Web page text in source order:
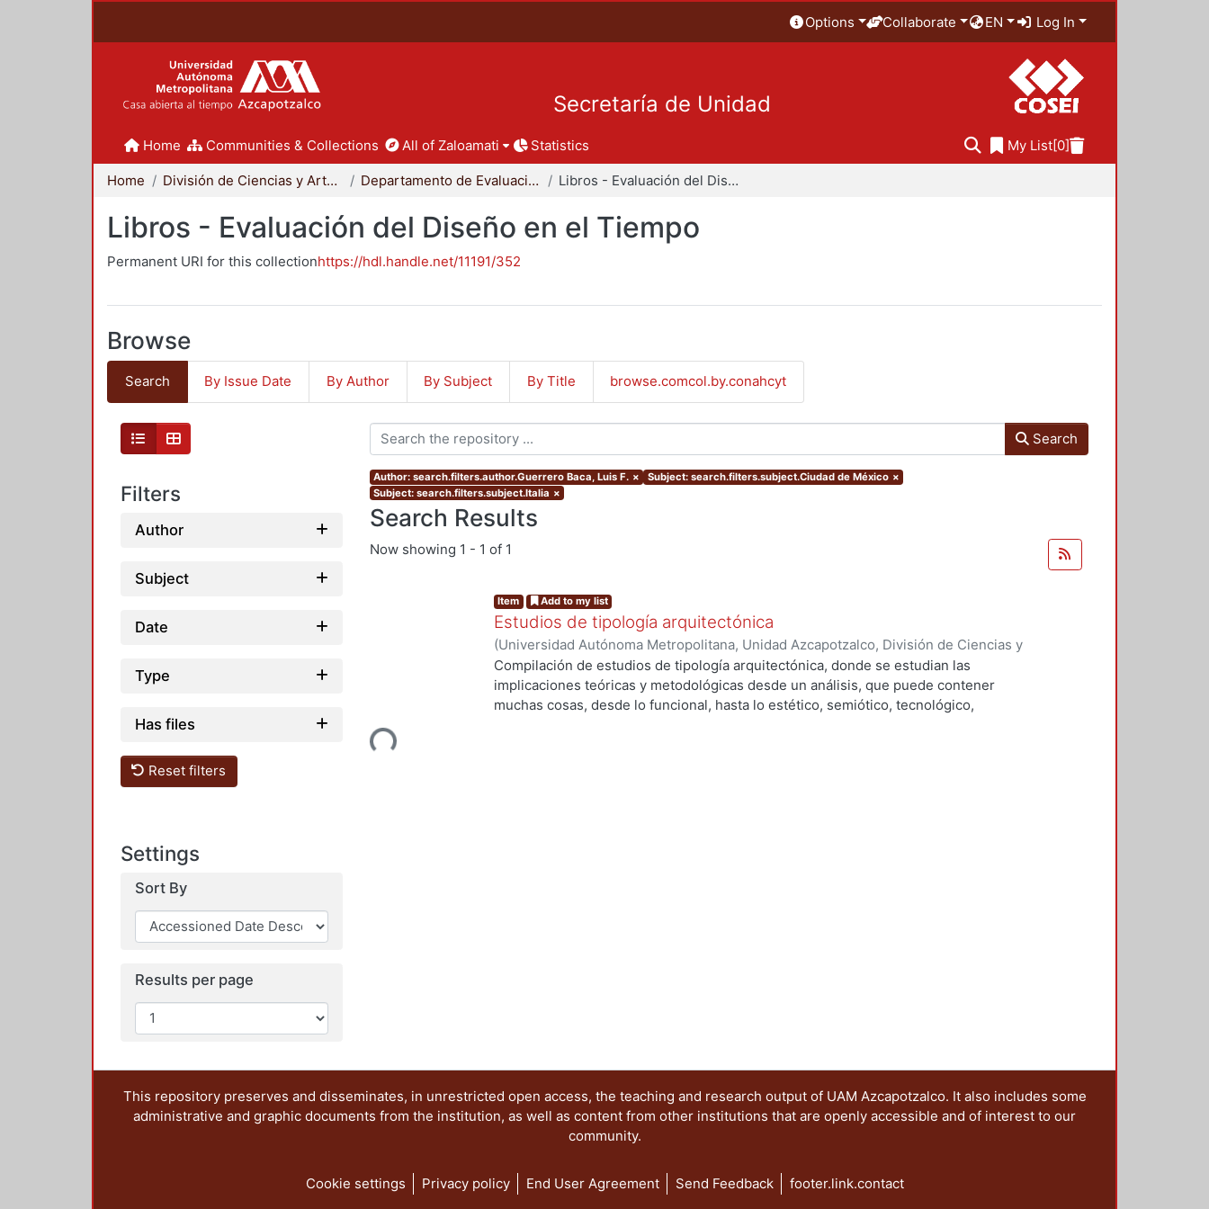
Options Collaborate EN Log In
Secretaría de Unidad
Home Communities & Collections All of Zaloamati Statistics My List[0]
Home División de Ciencias y Artes para el Diseño Departamento de Evaluación del Diseño en el Tiempo Libros - Evaluación del Diseño en el Tiempo
Libros - Evaluación del Diseño en el Tiempo
Permanent URI for this collectionhttps://hdl.handle.net/11191/352
Browse
Search By Issue Date By Author By Subject By Title browse.comcol.by.conahcyt
Filters
Author
Subject
Date
Type
Has files
Reset filters
Settings
Sort By
Results per page
Search
Author: search.filters.author.Guerrero Baca, Luis F. × Subject: search.filters.subject.Ciudad de México ×
Subject: search.filters.subject.Italia ×
Search Results
Now showing 1 - 1 of 1
Loading...
Item Add to my list
Estudios de tipología arquitectónica
(Universidad Autónoma Metropolitana, Unidad Azcapotzalco, División de Ciencias y
Artes para el Diseño, Departamento de Evaluación del Diseño en el Tiempo
Guerrero Baca, Luis F., editor;Rodríguez Viqueira, Manuel, editor;Haroldo Alfaro,
Francisco;Ayala Alonso, Enrique;Díaz-Berrio F., Salvador;Guerrero Baca, Luis F.
Compilación de estudios de tipología arquitectónica, donde se estudian las
implicaciones teóricas y metodológicas desde un análisis, que puede contener
muchas cosas, desde lo funcional, hasta lo estético, semiótico, tecnológico,
This repository preserves and disseminates, in unrestricted open access, the teaching and research output of UAM Azcapotzalco. It also includes some
administrative and graphic documents from the institution, as well as content from other institutions that are openly accessible and of interest to our
community.
Cookie settings Privacy policy End User Agreement Send Feedback footer.link.contact